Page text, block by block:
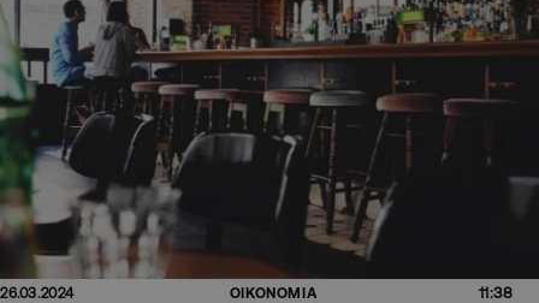
26.03.2024 ΟΙΚΟΝΟΜΙΑ 11:38